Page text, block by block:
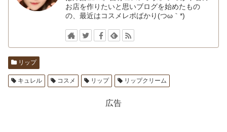
お店を作りたいと思いブログを始めたもの
の、最近はコスメレポばかり(つω｀*)
リップ
キュレル コスメ リップ リップクリーム
広告